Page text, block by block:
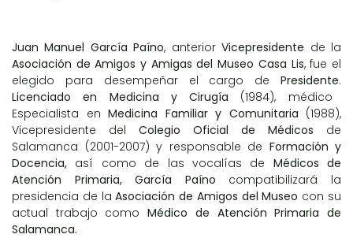
Juan Manuel García Paíno, anteriorVicepresidente de la
Asociación de Amigos y Amigas del Museo Casa Lis, fue el
elegido para desempeñar el cargo de Presidente.
Licenciado en Medicina y Cirugía (1984), médico
Especialista en Medicina Familiar y Comunitaria (1988),
Vicepresidente del Colegio Oficial de Médicos de
Salamanca (2001-2007) y responsable de Formación y
Docencia, así como de las vocalías de Médicos de
Atención Primaria,
García Paíno compatibilizará la
presidencia de laAsociación de Amigos del Museo con su
actual trabajo comoMédico de Atención Primaria de
Salamanca.